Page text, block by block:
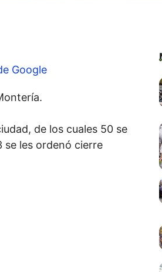
Google
de los cuales 50 se
se les ordenó cierre